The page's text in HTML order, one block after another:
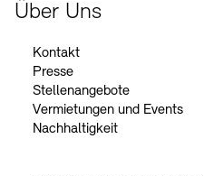
Über Uns
Kontakt
Presse
Stellenangebote
Vermietungen und Events
Nachhaltigkeit